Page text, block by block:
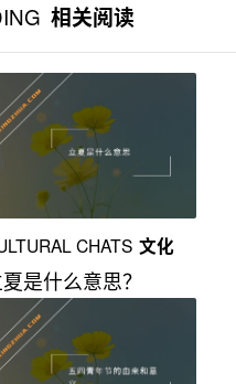
相关阅读
CHATS 文化
是什么意思？